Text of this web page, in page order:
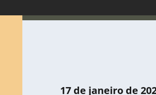
17 de janeiro de